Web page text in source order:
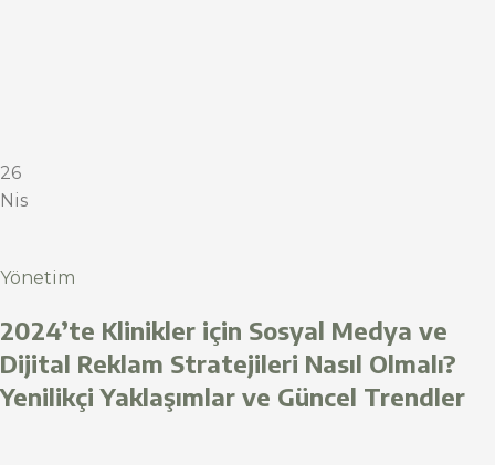
26
Nis
Yönetim
2024’te Klinikler için Sosyal Medya ve
Dijital Reklam Stratejileri Nasıl Olmalı?
Yenilikçi Yaklaşımlar ve Güncel Trendler